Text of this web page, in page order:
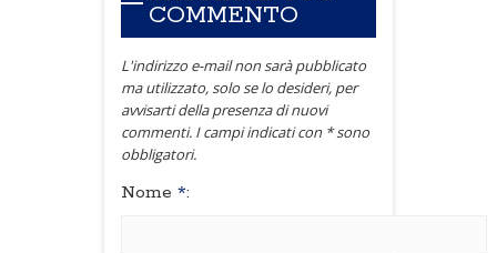
COMMENTO
L'indirizzo e-mail non sarà pubblicato
ma utilizzato, solo se lo desideri, per
avvisarti della presenza di nuovi
commenti. I campi indicati con * sono
obbligatori.
Nome *: